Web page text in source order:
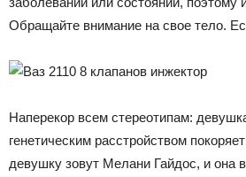
Обращайте внимание на свое тело.
Наперекор всем стереотипам:
генетическим расстройством
девушку зовут Мелани Гайдос, и она